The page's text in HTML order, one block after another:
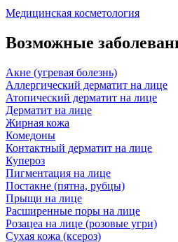
Медицинская косметология
Возможные
Акне (угревая болезнь)
Аллергический дерматит на лице
Атопический дерматит на лице
Дерматит на лице
Жирная кожа
Комедоны
Контактный дерматит на лице
Купероз
Пигментация на лице
Постакне (пятна, рубцы)
Прыщи на лице
Расширенные поры на лице
Розацеа на лице (розовые угри)
Сухая кожа (ксероз)